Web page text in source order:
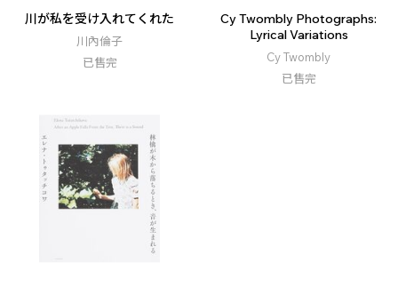
川が私を受け入れてくれた
川內倫子
已售完
Cy Twombly Photographs:
Lyrical Variations
Cy Twombly
已售完